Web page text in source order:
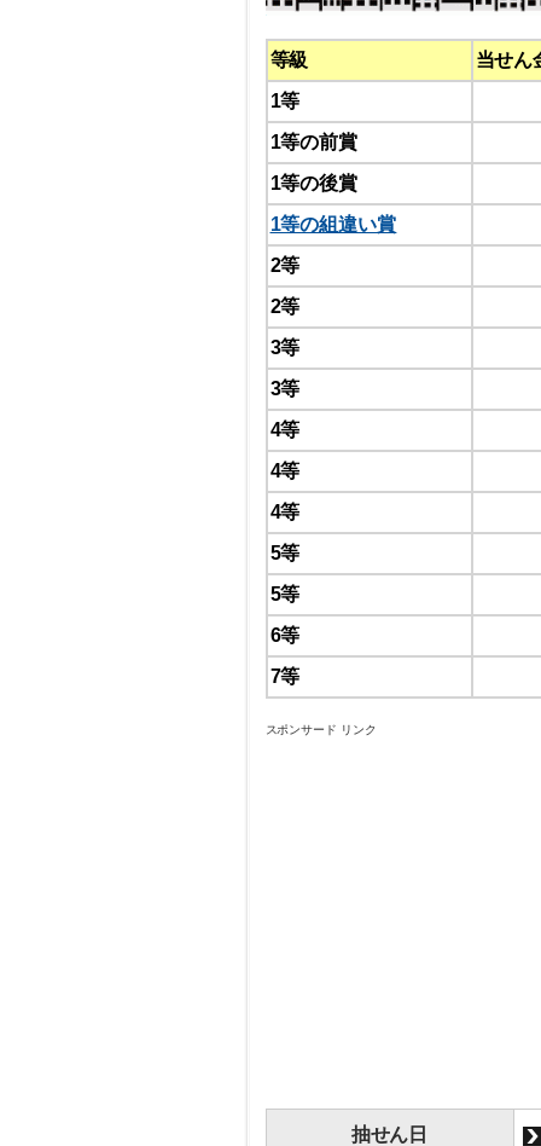
等級
当せん
1等
1等の前賞
1等の後賞
1等の組違い賞
2等
2等
3等
3等
4等
4等
4等
5等
5等
6等
7等
スポンサード リンク
抽せん日